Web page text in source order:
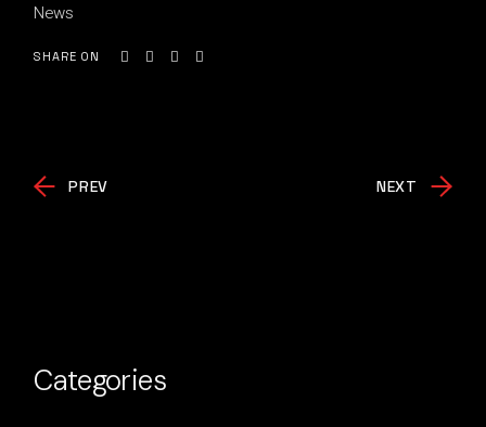
News
SHARE ON
PREV NEXT
Categories